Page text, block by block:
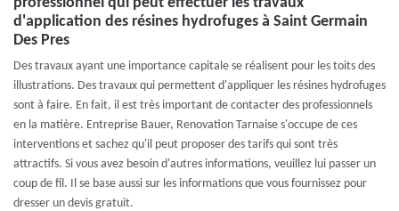
d'application des résines hydrofuges à Saint Germain
Des Pres
Des travaux ayant une importance capitale se réalisent pour les toits des
illustrations. Des travaux qui permettent d'appliquer les résines hydrofuges
sont à faire. En fait, il est très important de contacter des professionnels
en la matière. Entreprise Bauer, Renovation Tarnaise s'occupe de ces
interventions et sachez qu'il peut proposer des tarifs qui sont très
attractifs. Si vous avez besoin d'autres informations, veuillez lui passer un
coup de fil. Il se base aussi sur les informations que vous fournissez pour
dresser un devis gratuit.